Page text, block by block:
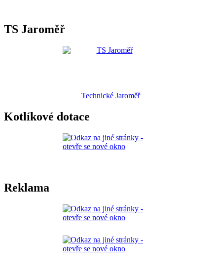
TS Jaroměř
Technické Jaroměř
Kotlíkové dotace
Reklama